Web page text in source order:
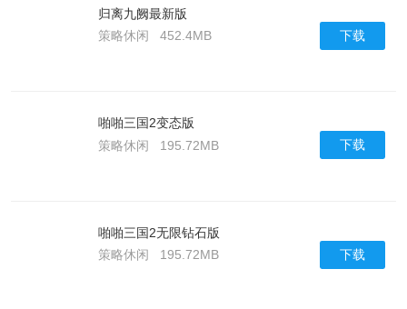
归离九阙最新版
策略休闲
452.4MB 下载
啪啪三国2变态版
策略休闲
195.72MB 下载
啪啪三国2无限钻石版
策略休闲
195.72MB 下载